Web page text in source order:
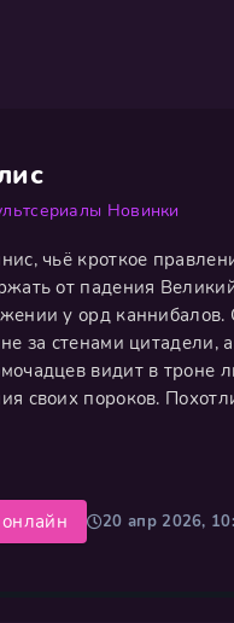
Новинки
чьё кроткое
от падения
у орд каннибалов.
за стенами цитадели,
видит в троне
своих пороков.
20 апр 2026,